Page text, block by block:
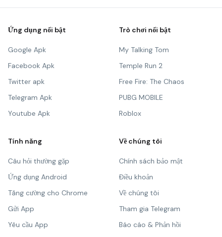
Ứng dụng nổi bật
Google Apk
Facebook Apk
Twitter apk
Telegram Apk
Youtube Apk
Trò chơi nổi bật
My Talking Tom
Temple Run 2
Free Fire: The Chaos
PUBG MOBILE
Roblox
Tính năng
Câu hỏi thường gặp
Ứng dụng Android
Tăng cường cho Chrome
Gửi App
Yêu cầu App
Về chúng tôi
Chính sách bảo mật
Điều khoản
Về chúng tôi
Tham gia Telegram
Báo cáo & Phản hồi